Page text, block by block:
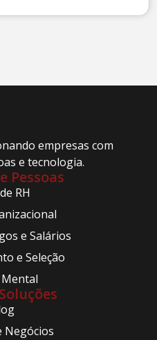
empresas com
e tecnologia.
Pessoas
RH
e Salários
e Seleção
Negócios